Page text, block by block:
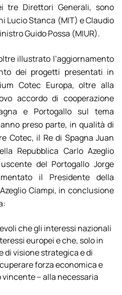
tre Direttori Generali, sono
Lucio Stanca (MIT) e Claudio
Guido Possa (MIUR).
illustrato l’aggiornamento
dei progetti presentati in
Cotec Europa, oltre alla
accordo di cooperazione
e Portogallo sul tema
preso parte, in qualità di
Cotec, il Re di Spagna Juan
Repubblica Carlo Azeglio
del Portogallo Jorge
il Presidente della
Ciampi, in conclusione
che gli interessi nazionali
europei e che, solo in
di visione strategica e di
forza economica e
– alla necessaria